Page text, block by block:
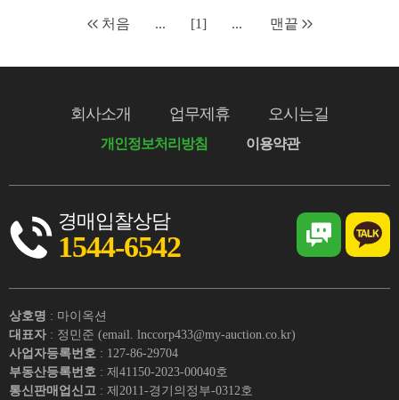
처음 ... [1] ... 맨끝
회사소개 업무제휴 오시는길
개인정보처리방침 이용약관
경매입찰상담
1544-6542
상호명 : 마이옥션
대표자 : 정민준 (email. lnccorp433@my-auction.co.kr)
사업자등록번호 : 127-86-29704
부동산등록번호 : 제41150-2023-00040호
통신판매업신고 : 제2011-경기의정부-0312호